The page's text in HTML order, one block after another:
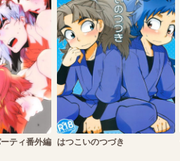
ティ番外編 はつこいのつづき